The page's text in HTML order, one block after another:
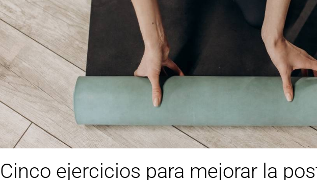
Cinco ejercicios para mejorar la